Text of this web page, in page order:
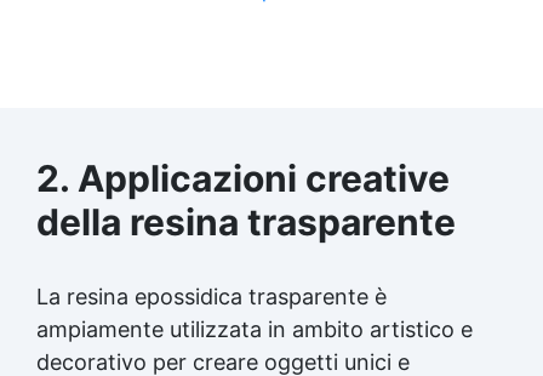
2. Applicazioni creative
della resina trasparente
La resina epossidica trasparente è
ampiamente utilizzata in ambito artistico e
decorativo per creare oggetti unici e